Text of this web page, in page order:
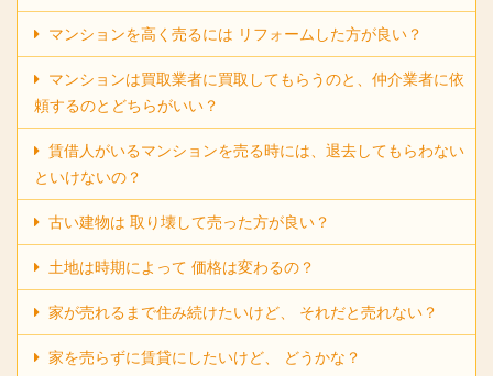
マンションを高く売るには リフォームした方が良い？
マンションは買取業者に買取してもらうのと、仲介業者に依
頼するのとどちらがいい？
賃借人がいるマンションを売る時には、退去してもらわない
といけないの？
古い建物は 取り壊して売った方が良い？
土地は時期によって 価格は変わるの？
家が売れるまで住み続けたいけど、 それだと売れない？
家を売らずに賃貸にしたいけど、 どうかな？